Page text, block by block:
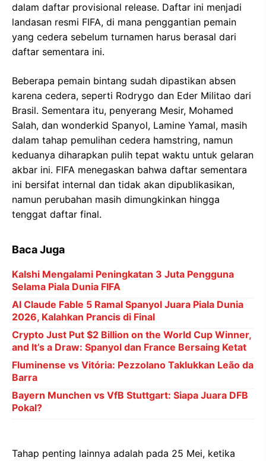
dalam daftar provisional release. Daftar ini menjadi
landasan resmi FIFA, di mana penggantian pemain
yang cedera sebelum turnamen harus berasal dari
daftar sementara ini.
Beberapa pemain bintang sudah dipastikan absen
karena cedera, seperti Rodrygo dan Eder Militao dari
Brasil. Sementara itu, penyerang Mesir, Mohamed
Salah, dan wonderkid Spanyol, Lamine Yamal, masih
dalam tahap pemulihan cedera hamstring, namun
keduanya diharapkan pulih tepat waktu untuk gelaran
akbar ini. FIFA menegaskan bahwa daftar sementara
ini bersifat internal dan tidak akan dipublikasikan,
namun perubahan masih dimungkinkan hingga
tenggat daftar final.
Baca Juga
Kalshi Mengalami Peningkatan 3 Juta Pengguna
Selama Piala Dunia FIFA
AI Claude Fable 5 Ramal Spanyol Juara Piala Dunia
2026, Kalahkan Prancis di Final
Crypto Just Put $2 Billion on the World Cup Winner,
and It’s a Draw: Spanyol dan France Bersaing Ketat
Fluminense vs Vitória: Pezzolano Taklukkan Leão da
Barra
Bayern Munchen vs VfB Stuttgart: Siapa Juara DFB
Pokal?
Tahap penting lainnya adalah pada 25 Mei, ketika